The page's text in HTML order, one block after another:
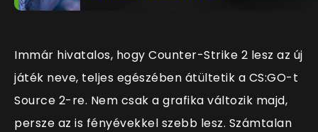
Immár hivatalos, hogy Counter-Strike 2 lesz az új
játék neve, teljes egészében átültetik a CS:GO-t
Source 2-re. Nem csak a grafika változik majd,
persze az is fényévekkel szebb lesz. Számtalan